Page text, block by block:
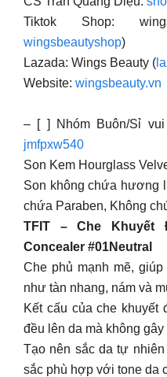
Tiktok Shop:
wingsbeautyshop)
Lazada: Wings Beauty (
Website: wingsbeauty.vn
– [ ] Nhóm Buôn/Sỉ
jmfpxw540
Son Kem Hourglass
Son không chứa hương
chứa Paraben, Không
TFIT – Che Khuyết
Concealer #01Neutral
Che phủ mạnh mẽ,
như tàn nhang, nám và
Kết cấu của che khuyết
đều lên da mà không gây
Tạo nên sắc da tự
sắc phù hợp với tone da